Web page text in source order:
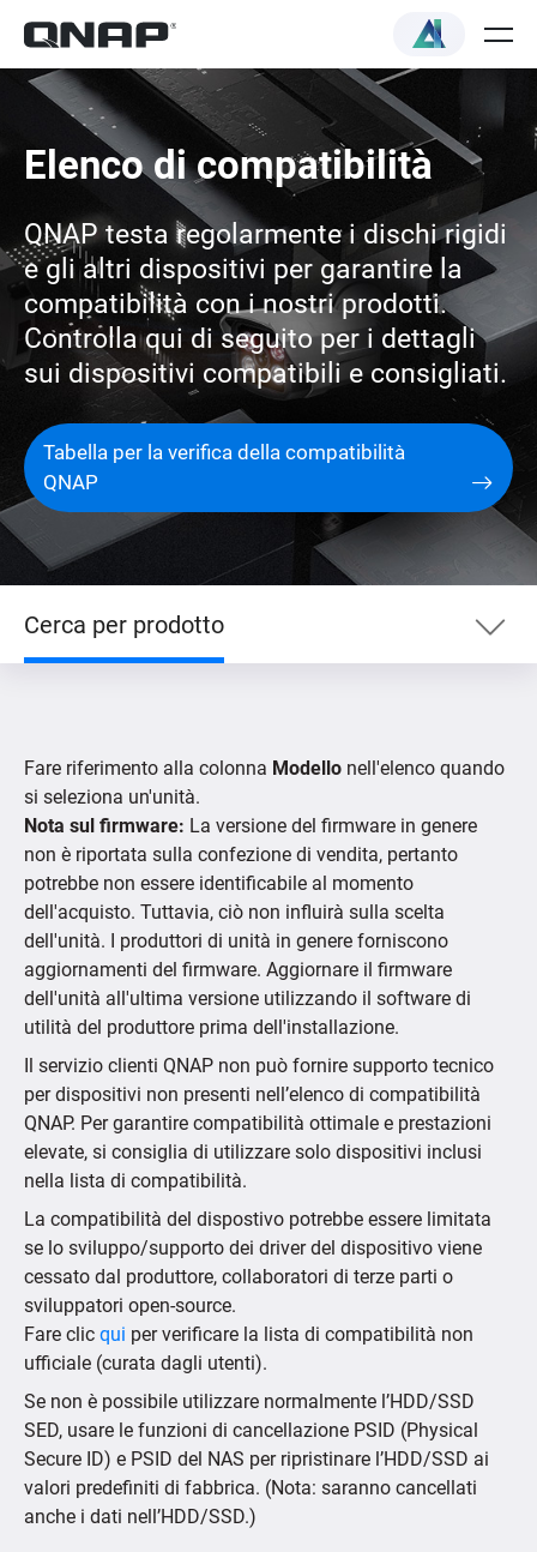
Elenco di compatibilità
QNAP testa regolarmente i dischi rigidi
e gli altri dispositivi per garantire la
compatibilità con i nostri prodotti.
Controlla qui di seguito per i dettagli
sui dispositivi compatibili e consigliati.
Tabella per la verifica della compatibilità
QNAP
Cerca per prodotto
Cerca per dispositivo
Fotocamere IP supportate
Fare riferimento alla colonna Modello nell'elenco quando
si seleziona un'unità.
Nota sul firmware: La versione del firmware in genere
non è riportata sulla confezione di vendita, pertanto
potrebbe non essere identificabile al momento
dell'acquisto. Tuttavia, ciò non influirà sulla scelta
dell'unità. I produttori di unità in genere forniscono
aggiornamenti del firmware. Aggiornare il firmware
dell'unità all'ultima versione utilizzando il software di
utilità del produttore prima dell'installazione.
Il servizio clienti QNAP non può fornire supporto tecnico
per dispositivi non presenti nell’elenco di compatibilità
QNAP. Per garantire compatibilità ottimale e prestazioni
elevate, si consiglia di utilizzare solo dispositivi inclusi
nella lista di compatibilità.
La compatibilità del dispostivo potrebbe essere limitata
se lo sviluppo/supporto dei driver del dispositivo viene
cessato dal produttore, collaboratori di terze parti o
sviluppatori open-source.
Fare clic qui per verificare la lista di compatibilità non
ufficiale (curata dagli utenti).
Se non è possibile utilizzare normalmente l’HDD/SSD
SED, usare le funzioni di cancellazione PSID (Physical
Secure ID) e PSID del NAS per ripristinare l’HDD/SSD ai
valori predefiniti di fabbrica. (Nota: saranno cancellati
anche i dati nell’HDD/SSD.)